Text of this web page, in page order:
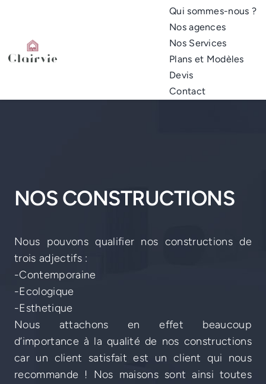
contenu
Qui sommes-nous ?
Nos agences
Nos Services
Plans et Modèles
Devis
Contact
NOS CONSTRUCTIONS
Nous pouvons qualifier nos constructions de
trois adjectifs :
-Contemporaine
-Ecologique
-Esthetique
Nous attachons en effet beaucoup
d’importance à la qualité de nos constructions
car un client satisfait est un client qui nous
recommande ! Nos maisons sont ainsi toutes